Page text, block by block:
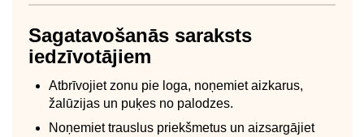
Sagatavošanās saraksts
iedzīvotājiem
Atbrīvojiet zonu pie loga, noņemiet aizkarus,
žalūzijas un puķes no palodzes.
Noņemiet trauslus priekšmetus un aizsargājiet